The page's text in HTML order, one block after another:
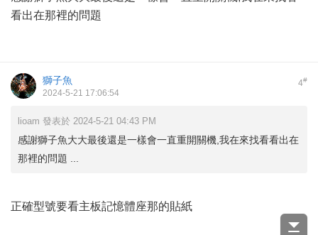
看出在那裡的問題
4#
獅子魚
2024-5-21 17:06:54
lioam 發表於 2024-5-21 04:43 PM
感謝獅子魚大大最後還是一樣會一直重開關機,我在來找看看出在
那裡的問題 ...
正確型號要看主板記憶體座那的貼紙